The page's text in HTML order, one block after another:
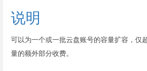
说明
可以为一个或一批云盘账号的容量扩容，仅
量的额外部分收费。